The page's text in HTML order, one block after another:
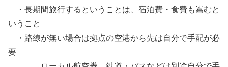
・長期間旅行するということは、宿泊費・食費も嵩むと
いうこと
・路線が無い場合は拠点の空港から先は自分で手配が必
要